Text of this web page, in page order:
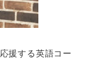
援する英語コー